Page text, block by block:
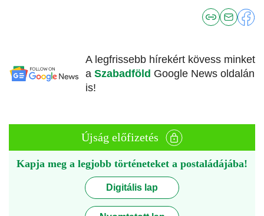
A legfrissebb hírekért kövess minket
a Szabadföld Google News oldalán
is!
Újság előfizetés
Kapja meg a legjobb történeteket a postaládájába!
Digitális lap